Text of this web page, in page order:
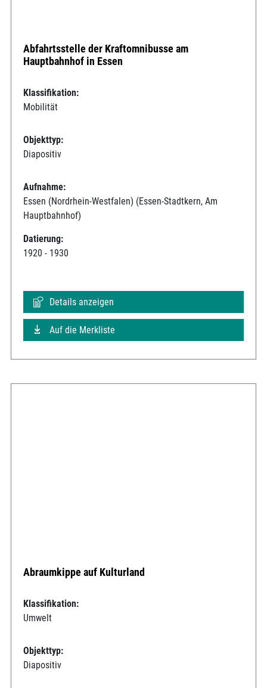
Abfahrtsstelle der Kraftomnibusse am
Hauptbahnhof in Essen
Klassifikation:
Mobilität
Objekttyp:
Diapositiv
Aufnahme:
Essen (Nordrhein-Westfalen) (Essen-Stadtkern, Am
Hauptbahnhof)
Datierung:
1920 - 1930
Details anzeigen
Auf die Merkliste
Abraumkippe auf Kulturland
Klassifikation:
Umwelt
Objekttyp:
Diapositiv